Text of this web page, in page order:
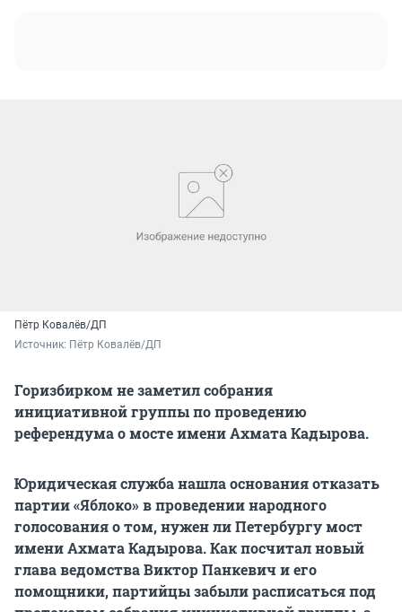
Пётр Ковалёв/ДП
Источник: Пётр Ковалёв/ДП
Горизбирком не заметил собрания
инициативной группы по проведению
референдума о мосте имени Ахмата Кадырова.
Юридическая служба нашла основания отказать
партии «Яблоко» в проведении народного
голосования о том, нужен ли Петербургу мост
имени Ахмата Кадырова. Как посчитал новый
глава ведомства Виктор Панкевич и его
помощники, партийцы забыли расписаться под